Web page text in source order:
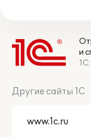
и
Другие сайты 1С